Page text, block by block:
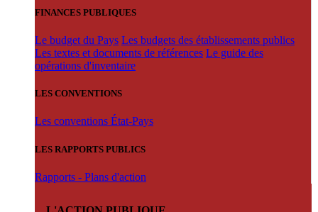
FINANCES PUBLIQUES
Le budget du Pays Les budgets des établissements publics
Les textes et documents de références Le guide des
opérations d'inventaire
LES CONVENTIONS
Les conventions État-Pays
LES RAPPORTS PUBLICS
Rapports - Plans d'action